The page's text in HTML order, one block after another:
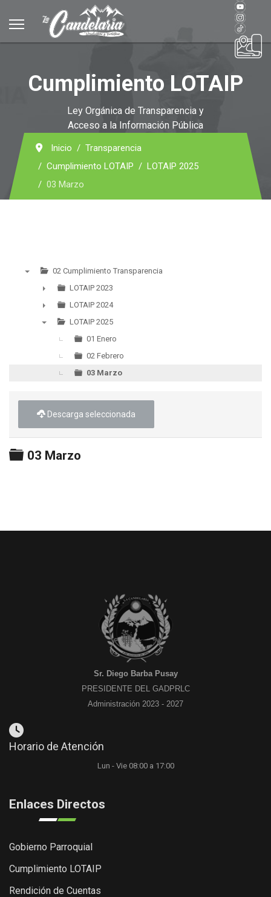
Cumplimiento LOTAIP
Ley Orgánica de Transparencia y
Acceso a la Información Pública
Inicio
Transparencia
Cumplimiento LOTAIP
LOTAIP 2025
03 Marzo
02 Cumplimiento Transparencia
►
LOTAIP 2023
►
LOTAIP 2024
LOTAIP 2025
01 Enero
02 Febrero
03 Marzo
Descarga seleccionada
Carpeta
03 Marzo
Sr. Diego Barba Pusay
PRESIDENTE DEL GADPRLC
Administración 2023 - 2027
Horario de Atención
Lun - Vie 08:00 a 17:00
Enlaces Directos
Gobierno Parroquial
Cumplimiento LOTAIP
Rendición de Cuentas